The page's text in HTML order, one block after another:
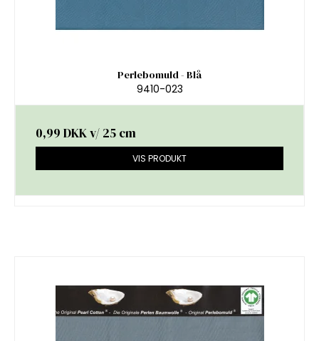
Perlebomuld - Blå
9410-023
0,99 DKKv/ 25 cm
VIS PRODUKT